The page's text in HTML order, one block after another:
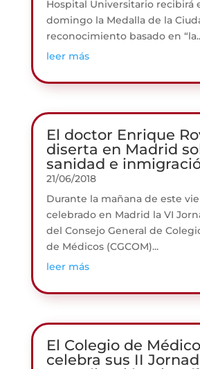
Hospital Universitario recibirá
domingo la Medalla de la
reconocimiento basado en
leer más
El doctor Enrique
diserta en Madrid
sanidad e
21/06/2018
Durante la mañana de este
celebrado en Madrid la VI
del Consejo General de
de Médicos (CGCOM)...
leer más
El Colegio de
celebra sus II